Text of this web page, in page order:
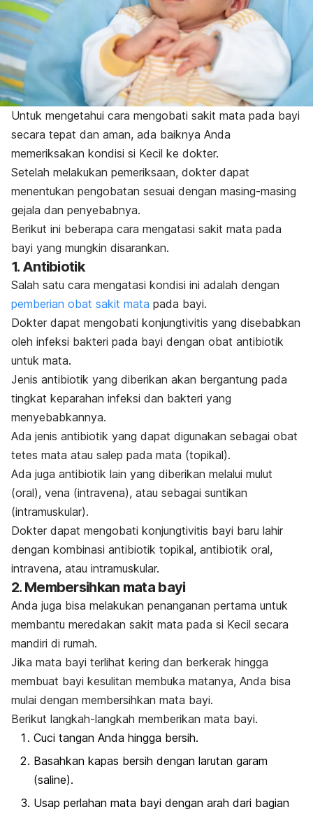
Untuk mengetahui cara mengobati sakit mata pada bayi
secara tepat dan aman, ada baiknya Anda
memeriksakan kondisi si Kecil ke dokter.
Setelah melakukan pemeriksaan, dokter dapat
menentukan pengobatan sesuai dengan masing-masing
gejala dan penyebabnya.
Berikut ini beberapa cara mengatasi sakit mata pada
bayi yang mungkin disarankan.
1. Antibiotik
Salah satu cara mengatasi kondisi ini adalah dengan
pemberian obat sakit mata pada bayi.
Dokter dapat mengobati konjungtivitis yang disebabkan
oleh infeksi bakteri pada bayi dengan obat antibiotik
untuk mata.
Jenis antibiotik yang diberikan akan bergantung pada
tingkat keparahan infeksi dan bakteri yang
menyebabkannya.
Ada jenis antibiotik yang dapat digunakan sebagai obat
tetes mata atau salep pada mata (topikal).
Ada juga antibiotik lain yang diberikan melalui mulut
(oral), vena (intravena), atau sebagai suntikan
(intramuskular).
Dokter dapat mengobati konjungtivitis bayi baru lahir
dengan kombinasi antibiotik topikal, antibiotik oral,
intravena, atau intramuskular.
2. Membersihkan mata bayi
Anda juga bisa melakukan penanganan pertama untuk
membantu meredakan sakit mata pada si Kecil secara
mandiri di rumah.
Jika mata bayi terlihat kering dan berkerak hingga
membuat bayi kesulitan membuka matanya, Anda bisa
mulai dengan membersihkan mata bayi.
Berikut langkah-langkah memberikan mata bayi.
Cuci tangan Anda hingga bersih.
Basahkan kapas bersih dengan larutan garam
(saline).
Usap perlahan mata bayi dengan arah dari bagian